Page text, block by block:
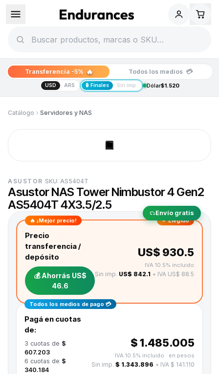
Transferencia -5% 🔥 Todos los medios 💳
USD ARS 🔒 Finales Sin imp. Dólar$1.520
Catálogo Servidores y NAS
ASUSTOR SKU: AS5404T
Asustor NAS Tower Nimbustor 4 Gen2
AS5404T 4X3.5/2.5
Envío gratis
🔥 ¡Mejor precio! ✓ Elegido
Precio
transferencia /
depósito
💰 Ahorrás US$
46.6
US$ 930.5
IVA 10.5% incluido
Sin imp. US$ 842.1 + IVA US$ 88.5
Todos los medios de pago 💳
Pagá en cuotas
de:
3 cuotas de $
607.203
6 cuotas de $
340.184
$ 1.485.005
IVA 10.5% incluido · en pesos
Sin imp. $ 1.343.896 + IVA $ 141.110